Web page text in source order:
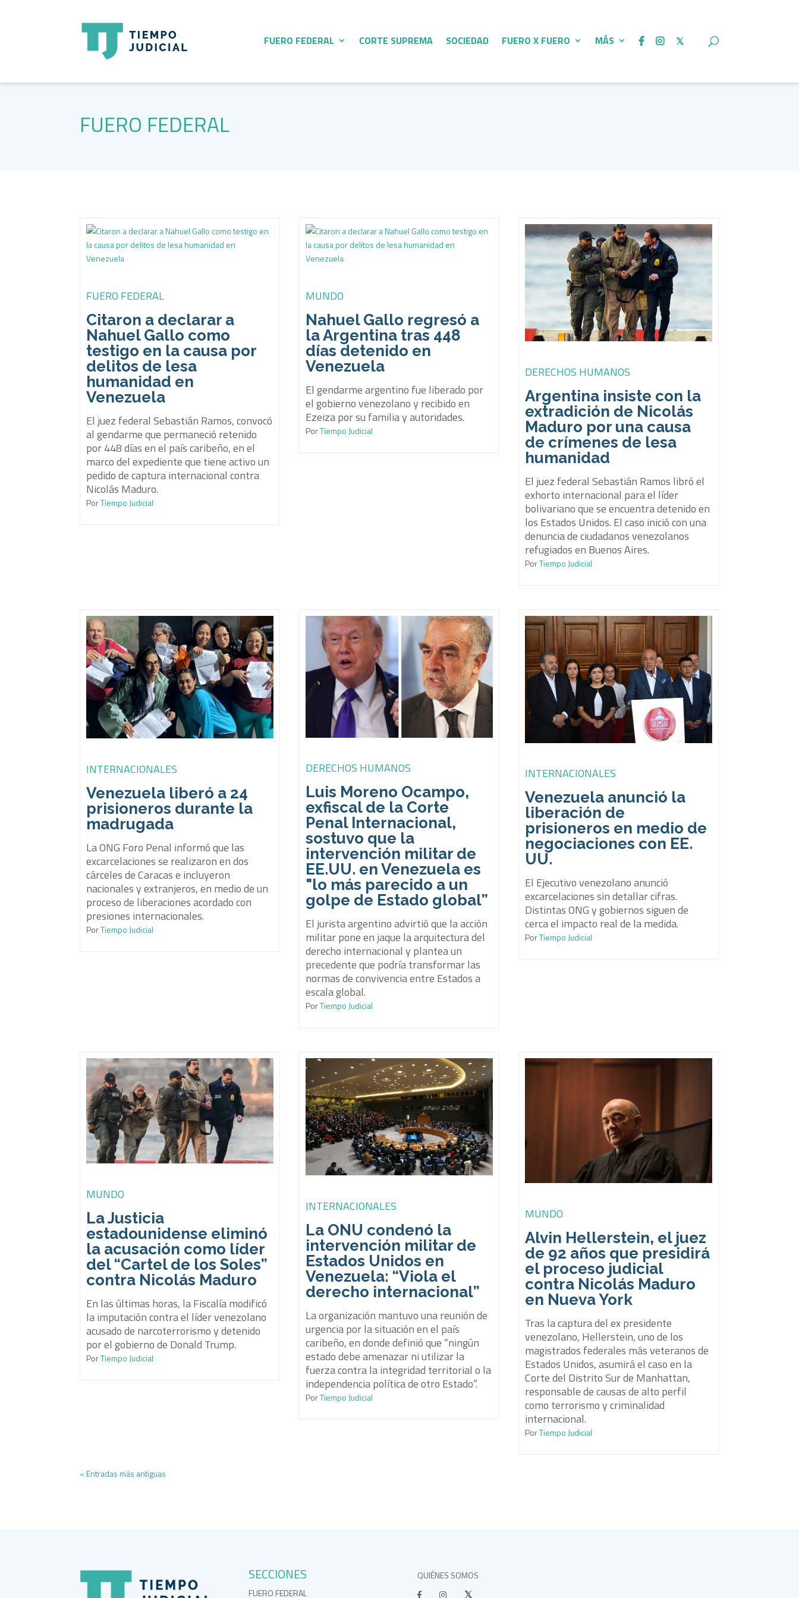
FUERO FEDERAL CORTE SUPREMA SOCIEDAD FUERO X FUERO MÁS
FUERO FEDERAL
FUERO FEDERAL
Citaron a declarar a
Nahuel Gallo como
testigo en la causa por
delitos de lesa
humanidad en
Venezuela
El juez federal Sebastián Ramos, convocó
al gendarme que permaneció retenido
por 448 días en el país caribeño, en el
marco del expediente que tiene activo un
pedido de captura internacional contra
Nicolás Maduro.
PorTiempo Judicial
MUNDO
Nahuel Gallo regresó a
la Argentina tras 448
días detenido en
Venezuela
El gendarme argentino fue liberado por
el gobierno venezolano y recibido en
Ezeiza por su familia y autoridades.
PorTiempo Judicial
DERECHOS HUMANOS
Argentina insiste con la
extradición de Nicolás
Maduro por una causa
de crímenes de lesa
humanidad
​El juez federal Sebastián Ramos libró el
exhorto internacional para el líder
bolivariano que se encuentra detenido en
los Estados Unidos. El caso inició con una
denuncia de ciudadanos venezolanos
refugiados en Buenos Aires.
PorTiempo Judicial
INTERNACIONALES
Venezuela liberó a 24
prisioneros durante la
madrugada
La ONG Foro Penal informó que las
excarcelaciones se realizaron en dos
cárceles de Caracas e incluyeron
nacionales y extranjeros, en medio de un
proceso de liberaciones acordado con
presiones internacionales.
PorTiempo Judicial
DERECHOS HUMANOS
Luis Moreno Ocampo,
exfiscal de la Corte
Penal Internacional,
sostuvo que la
intervención militar de
EE.UU. en Venezuela es
"lo más parecido a un
golpe de Estado global”
El jurista argentino advirtió que la acción
militar pone en jaque la arquitectura del
derecho internacional y plantea un
precedente que podría transformar las
normas de convivencia entre Estados a
escala global.
PorTiempo Judicial
INTERNACIONALES
Venezuela anunció la
liberación de
prisioneros en medio de
negociaciones con EE.
UU.
El Ejecutivo venezolano anunció
excarcelaciones sin detallar cifras.
Distintas ONG y gobiernos siguen de
cerca el impacto real de la medida.
PorTiempo Judicial
MUNDO
La Justicia
estadounidense eliminó
la acusación como líder
del “Cartel de los Soles”
contra Nicolás Maduro
En las últimas horas, la Fiscalía modificó
la imputación contra el líder venezolano
acusado de narcoterrorismo y detenido
por el gobierno de Donald Trump.
PorTiempo Judicial
INTERNACIONALES
La ONU condenó la
intervención militar de
Estados Unidos en
Venezuela: “Viola el
derecho internacional”
La organización mantuvo una reunión de
urgencia por la situación en el país
caribeño, en donde definió que “ningún
estado debe amenazar ni utilizar la
fuerza contra la integridad territorial o la
independencia política de otro Estado”.
PorTiempo Judicial
MUNDO
Alvin Hellerstein, el juez
de 92 años que presidirá
el proceso judicial
contra Nicolás Maduro
en Nueva York
Tras la captura del ex presidente
venezolano, Hellerstein, uno de los
magistrados federales más veteranos de
Estados Unidos, asumirá el caso en la
Corte del Distrito Sur de Manhattan,
responsable de causas de alto perfil
como terrorismo y criminalidad
internacional.
PorTiempo Judicial
« Entradas más antiguas
SECCIONES
FUERO FEDERAL
QUIÉNES SOMOS